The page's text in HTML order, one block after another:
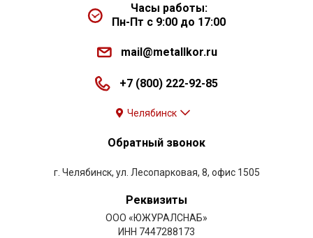
Часы работы:
Пн-Пт с 9:00 до 17:00
mail@metallkor.ru
+7 (800) 222-92-85
Челябинск
Обратный звонок
г. Челябинск, ул. Лесопарковая, 8, офис 1505
Реквизиты
ООО «ЮЖУРАЛСНАБ»
ИНН 7447288173